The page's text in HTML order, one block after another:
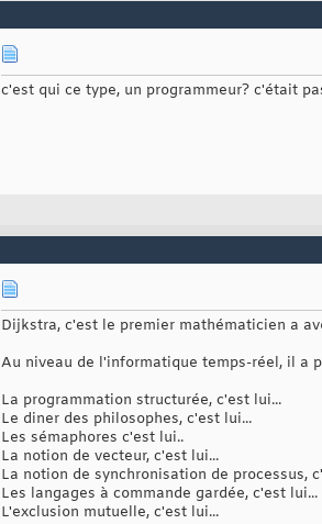
c'est qui ce type, un programmeur? c'était
Dijkstra, c'est le premier mathématicien a
Au niveau de l'informatique temps-réel, il a
La programmation structurée, c'est lui...
Le diner des philosophes, c'est lui...
Les sémaphores c'est lui..
La notion de vecteur, c'est lui...
La notion de synchronisation de processus,
Les langages à commande gardée, c'est lui...
L'exclusion mutuelle, c'est lui...